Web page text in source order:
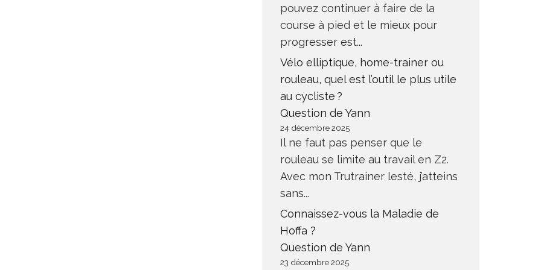
pouvez continuer à faire de la
course à pied et le mieux pour
progresser est...
Vélo elliptique, home-trainer ou
rouleau, quel est l’outil le plus utile
au cycliste ?
Question de Yann
24 décembre 2025
Il ne faut pas penser que le
rouleau se limite au travail en Z2.
Avec mon Trutrainer lesté, j’atteins
sans...
Connaissez-vous la Maladie de
Hoffa ?
Question de Yann
23 décembre 2025